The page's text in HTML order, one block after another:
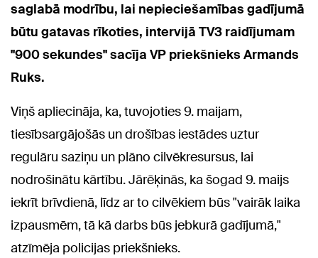
saglabā modrību, lai nepieciešamības gadījumā
būtu gatavas rīkoties, intervijā TV3 raidījumam
"900 sekundes" sacīja VP priekšnieks Armands
Ruks.
Viņš apliecināja, ka, tuvojoties 9. maijam,
tiesībsargājošās un drošības iestādes uztur
regulāru saziņu un plāno cilvēkresursus, lai
nodrošinātu kārtību. Jārēķinās, ka šogad 9. maijs
iekrīt brīvdienā, līdz ar to cilvēkiem būs "vairāk laika
izpausmēm, tā kā darbs būs jebkurā gadījumā,"
atzīmēja policijas priekšnieks.